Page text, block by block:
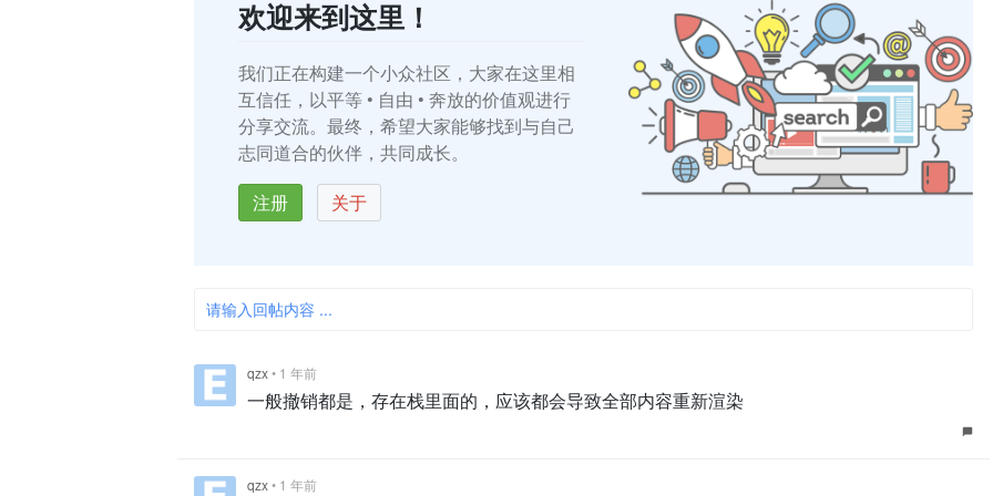
欢迎来到这里！
我们正在构建一个小众社区，大家在这里相
互信任，以平等 • 自由 • 奔放的价值观进行
分享交流。最终，希望大家能够找到与自己
志同道合的伙伴，共同成长。
注册
关于
请输入回帖内容 ...
qzx• 1 年前
一般撤销都是，存在栈里面的，应该都会导致全部内容重新渲染
qzx• 1 年前